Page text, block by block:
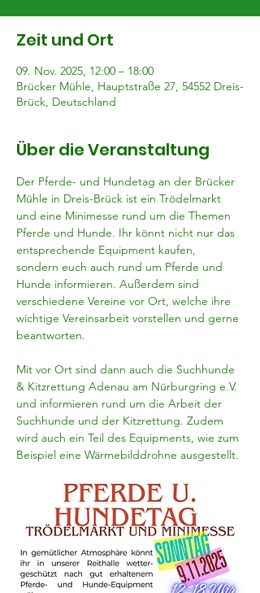
Zeit und Ort
09. Nov. 2025, 12:00 – 18:00
Brücker Mühle, Hauptstraße 27, 54552 Dreis-
Brück, Deutschland
Über die Veranstaltung
Der Pferde- und Hundetag an der Brücker
Mühle in Dreis-Brück ist ein Trödelmarkt
und eine Minimesse rund um die Themen
Pferde und Hunde. Ihr könnt nicht nur das
entsprechende Equipment kaufen,
sondern euch auch rund um Pferde und
Hunde informieren. Außerdem sind
verschiedene Vereine vor Ort, welche ihre
wichtige Vereinsarbeit vorstellen und gerne
beantworten.
Mit vor Ort sind dann auch die Suchhunde
& Kitzrettung Adenau am Nürburgring e.V.
und informieren rund um die Arbeit der
Suchhunde und der Kitzrettung. Zudem
wird auch ein Teil des Equipments, wie zum
Beispiel eine Wärmebilddrohne ausgestellt.